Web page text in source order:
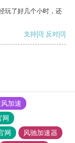
玩了好几个小时，还
支持[0] 反对[0]
加速
网
网
风驰加速器